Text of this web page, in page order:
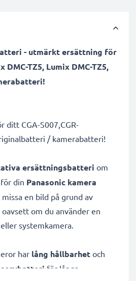
- utmärkt ersättning för
TZ5, Lumix DMC-TZ5,
ditt CGA-S007,CGR-
/ kamerabatteri!
ersättningsbatteri om
din Panasonic kamera
en bild på grund av
om du använder en
systemkamera.
har lång hållbarhet och
för långa